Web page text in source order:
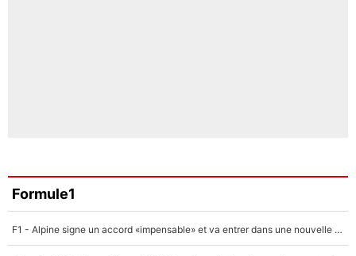
Formule1
F1 - Alpine signe un accord «impensable» et va entrer dans une nouvelle dimension : Grande nouvelle pour Pierre Gasly !